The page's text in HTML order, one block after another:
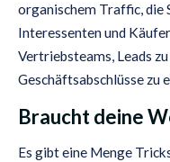
organischem Traffic, die
Interessenten und
Vertriebsteams, Leads
Geschäftsabschlüsse zu
Braucht deine
Es gibt eine Menge